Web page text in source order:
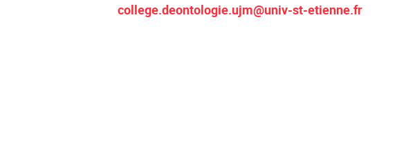
college.deontologie.ujm@univ-st-etienne.fr